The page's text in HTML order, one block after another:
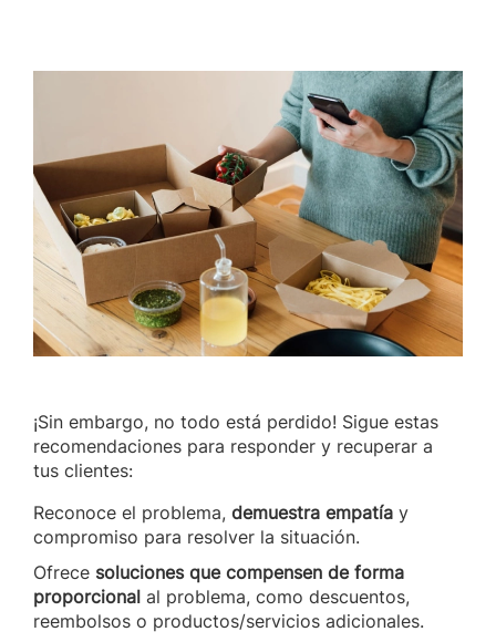
¡Sin embargo, no todo está perdido! Sigue estas
recomendaciones para responder y recuperar a
tus clientes:
Reconoce el problema, demuestra empatía y
compromiso para resolver la situación.
Ofrece soluciones que compensen de forma
proporcional al problema, como descuentos,
reembolsos o productos/servicios adicionales.